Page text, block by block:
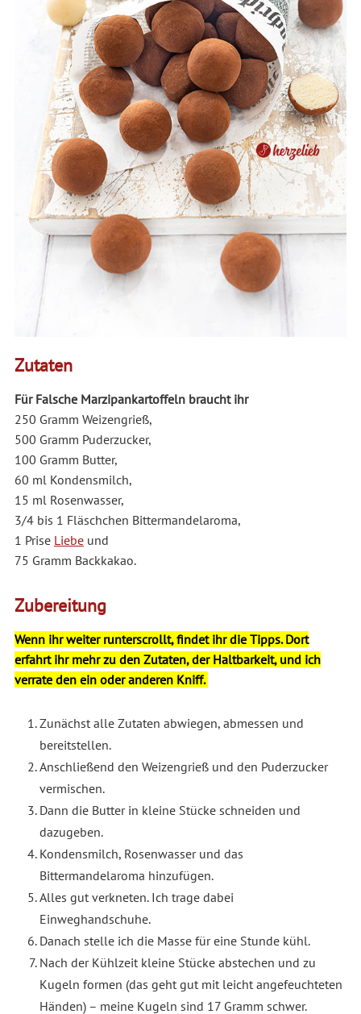
Zutaten
Für Falsche Marzipankartoffeln braucht ihr
250 Gramm Weizengrieß,
500 Gramm Puderzucker,
100 Gramm Butter,
60 ml Kondensmilch,
15 ml Rosenwasser,
3/4 bis 1 Fläschchen Bittermandelaroma,
1 Prise Liebeund
75 Gramm Backkakao.
Zubereitung
Wenn ihr weiter runterscrollt, findet ihr die Tipps. Dort
erfahrt ihr mehr zu den Zutaten, der Haltbarkeit, und ich
verrate den ein oder anderen Kniff.
Zunächst alle Zutaten abwiegen, abmessen und
bereitstellen.
Anschließend den Weizengrieß und den Puderzucker
vermischen.
Dann die Butter in kleine Stücke schneiden und
dazugeben.
Kondensmilch, Rosenwasser und das
Bittermandelaroma hinzufügen.
Alles gut verkneten. Ich trage dabei
Einweghandschuhe.
Danach stelle ich die Masse für eine Stunde kühl.
Nach der Kühlzeit kleine Stücke abstechen und zu
Kugeln formen (das geht gut mit leicht angefeuchteten
Händen) – meine Kugeln sind 17 Gramm schwer.